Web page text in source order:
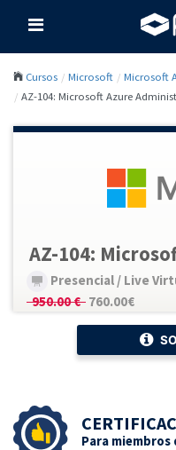
Cursos Microsoft
Microsoft
AZ-104: Microsoft Azure
AZ-104:
Presencial / Live
950.00 € 760.00€
Para